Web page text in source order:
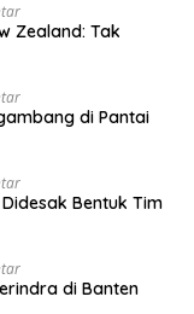
Zealand: Tak
di Pantai
Bentuk Tim
di Banten